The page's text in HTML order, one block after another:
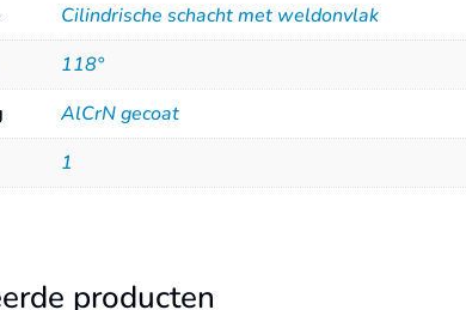
Cilindrische schacht met weldonvlak
118°
AlCrN gecoat
1
producten